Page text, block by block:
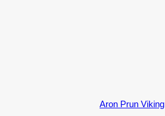
Aron Prun Viking